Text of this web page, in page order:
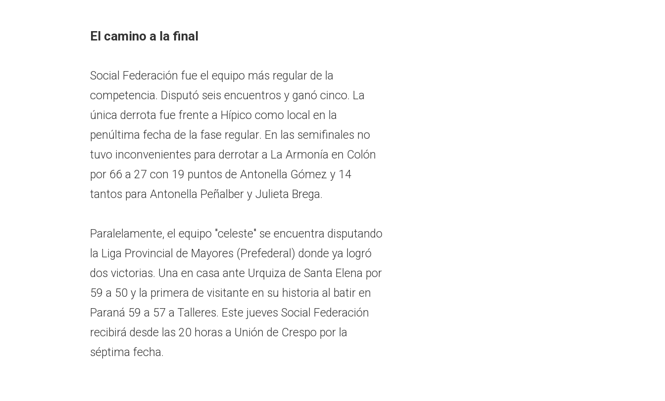
El camino a la final
Social Federación fue el equipo más regular de la
competencia. Disputó seis encuentros y ganó cinco. La
única derrota fue frente a Hípico como local en la
penúltima fecha de la fase regular. En las semifinales no
tuvo inconvenientes para derrotar a La Armonía en Colón
por 66 a 27 con 19 puntos de Antonella Gómez y 14
tantos para Antonella Peñalber y Julieta Brega.
Paralelamente, el equipo "celeste" se encuentra disputando
la Liga Provincial de Mayores (Prefederal) donde ya logró
dos victorias. Una en casa ante Urquiza de Santa Elena por
59 a 50 y la primera de visitante en su historia al batir en
Paraná 59 a 57 a Talleres. Este jueves Social Federación
recibirá desde las 20 horas a Unión de Crespo por la
séptima fecha.